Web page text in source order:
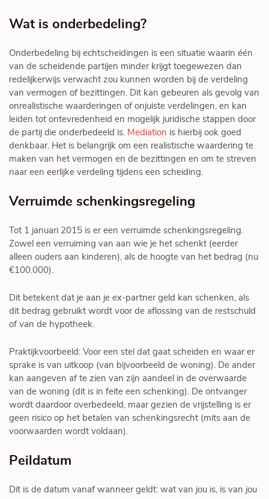
Wat is onderbedeling?
Onderbedeling bij echtscheidingen is een situatie waarin één
van de scheidende partijen minder krijgt toegewezen dan
redelijkerwijs verwacht zou kunnen worden bij de verdeling
van vermogen of bezittingen. Dit kan gebeuren als gevolg van
onrealistische waarderingen of onjuiste verdelingen, en kan
leiden tot ontevredenheid en mogelijk juridische stappen door
de partij die onderbedeeld is. Mediation is hierbij ook goed
denkbaar. Het is belangrijk om een ​​realistische waardering te
maken van het vermogen en de bezittingen en om te streven
naar een eerlijke verdeling tijdens een scheiding.
Verruimde schenkingsregeling
Tot 1 januari 2015 is er een verruimde schenkingsregeling.
Zowel een verruiming van aan wie je het schenkt (eerder
alleen ouders aan kinderen), als de hoogte van het bedrag (nu
€100.000).
Dit betekent dat je aan je ex-partner geld kan schenken, als
dit bedrag gebruikt wordt voor de aflossing van de restschuld
of van de hypotheek.
Praktijkvoorbeeld: Voor een stel dat gaat scheiden en waar er
sprake is van uitkoop (van bijvoorbeeld de woning). De ander
kan aangeven af te zien van zijn aandeel in de overwaarde
van de woning (dit is in feite een schenking). De ontvanger
wordt daardoor overbedeeld, maar gezien de vrijstelling is er
geen risico op het betalen van schenkingsrecht (mits aan de
voorwaarden wordt voldaan).
Peildatum
Dit is de datum vanaf wanneer geldt: wat van jou is, is van jou